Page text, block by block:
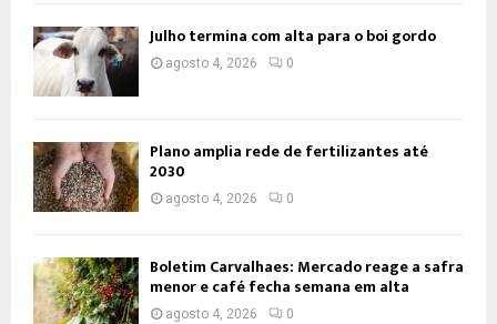
Julho termina com alta para o boi gordo
agosto 4, 2026 0
Plano amplia rede de fertilizantes até
2030
agosto 4, 2026 0
Boletim Carvalhaes: Mercado reage a safra
menor e café fecha semana em alta
agosto 4, 2026 0